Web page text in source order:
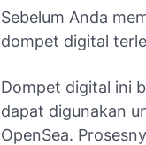
Sebelum Anda
dompet digital
Dompet digital ini
dapat digunakan
OpenSea.